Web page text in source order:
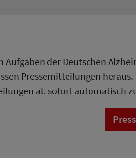
Aufgaben der Deutschen
Pressemitteilungen heraus.
ab sofort automatisch